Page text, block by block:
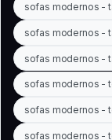
sofas modernos -
sofas modernos -
sofas modernos -
sofas modernos -
sofas modernos -
sofas modernos -